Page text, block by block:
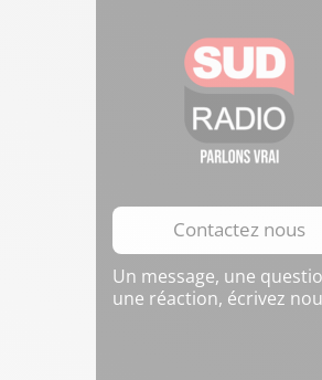
Contactez nous
Un message, une
une réaction, écrivez